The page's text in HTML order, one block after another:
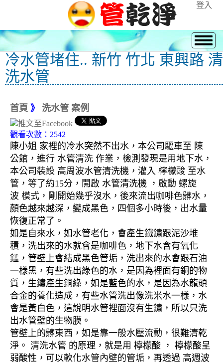
登入
冷水管堵住.. 新竹 竹北 東興路 清
洗水管
首頁 》 洗水管 案例
觀看次數：2542
陳小姐 家裡的冷水突然不出水，本公司驅車至 陳
公館，進行 水管清洗 作業，檢測發現是用地下水，
本公司裝設 高周波水管清洗機，灌入 檸檬酸 至水
管，等了約15分，開啟 水管清洗機 ，啟動 螺旋
波 模式，剛開始幾乎沒水，後來流出咖啡色髒水，
顏色越來越深，變成黑色，四個多小時後，出水量
恢復正常了。
如是自來水，如水管老化，會產生鐵鏽跟泥沙堆
積，洗出來的水就會是咖啡色，地下水含有氧化
錳，管壁上會結成黑色管垢，洗出來的水會跟石油
一樣黑，有些洗出綠色的水，是因為裡面有銅的物
質，生鏽產生銅綠，如是藍色的水，是因為水龍頭
合金的養化造成，有些水管洗出像洗米水一樣，水
會是黃白色，這說明水管裡面沒有生鏽，所以只洗
出水管壁的生物膜。
管壁上的髒東西，如是靠一般水壓流動，很難清乾
淨。 清洗水管 的原理，就是用 檸檬酸 ， 檸檬酸呈
弱酸性，可以軟化水管內壁的管垢，再透過 高週波